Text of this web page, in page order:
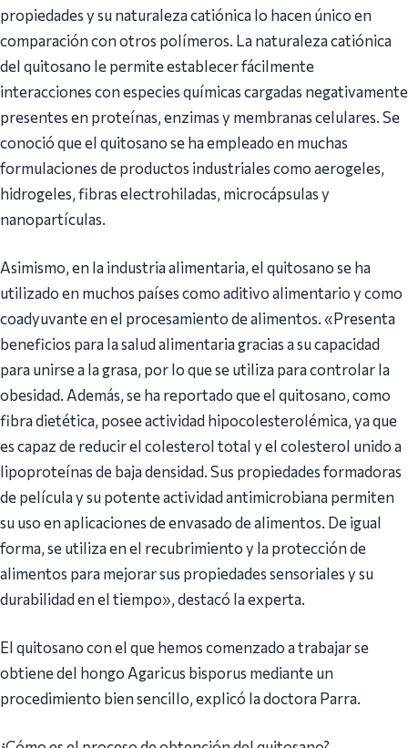
propiedades y su naturaleza catiónica lo hacen único en
comparación con otros polímeros. La naturaleza catiónica
del quitosano le permite establecer fácilmente
interacciones con especies químicas cargadas negativamente
presentes en proteínas, enzimas y membranas celulares. Se
conoció que el quitosano se ha empleado en muchas
formulaciones de productos industriales como aerogeles,
hidrogeles, fibras electrohiladas, microcápsulas y
nanopartículas.
Asimismo, en la industria alimentaria, el quitosano se ha
utilizado en muchos países como aditivo alimentario y como
coadyuvante en el procesamiento de alimentos. «Presenta
beneficios para la salud alimentaria gracias a su capacidad
para unirse a la grasa, por lo que se utiliza para controlar la
obesidad. Además, se ha reportado que el quitosano, como
fibra dietética, posee actividad hipocolesterolémica, ya que
es capaz de reducir el colesterol total y el colesterol unido a
lipoproteínas de baja densidad. Sus propiedades formadoras
de película y su potente actividad antimicrobiana permiten
su uso en aplicaciones de envasado de alimentos. De igual
forma, se utiliza en el recubrimiento y la protección de
alimentos para mejorar sus propiedades sensoriales y su
durabilidad en el tiempo», destacó la experta.
El quitosano con el que hemos comenzado a trabajar se
obtiene del hongo Agaricus bisporus mediante un
procedimiento bien sencillo, explicó la doctora Parra.